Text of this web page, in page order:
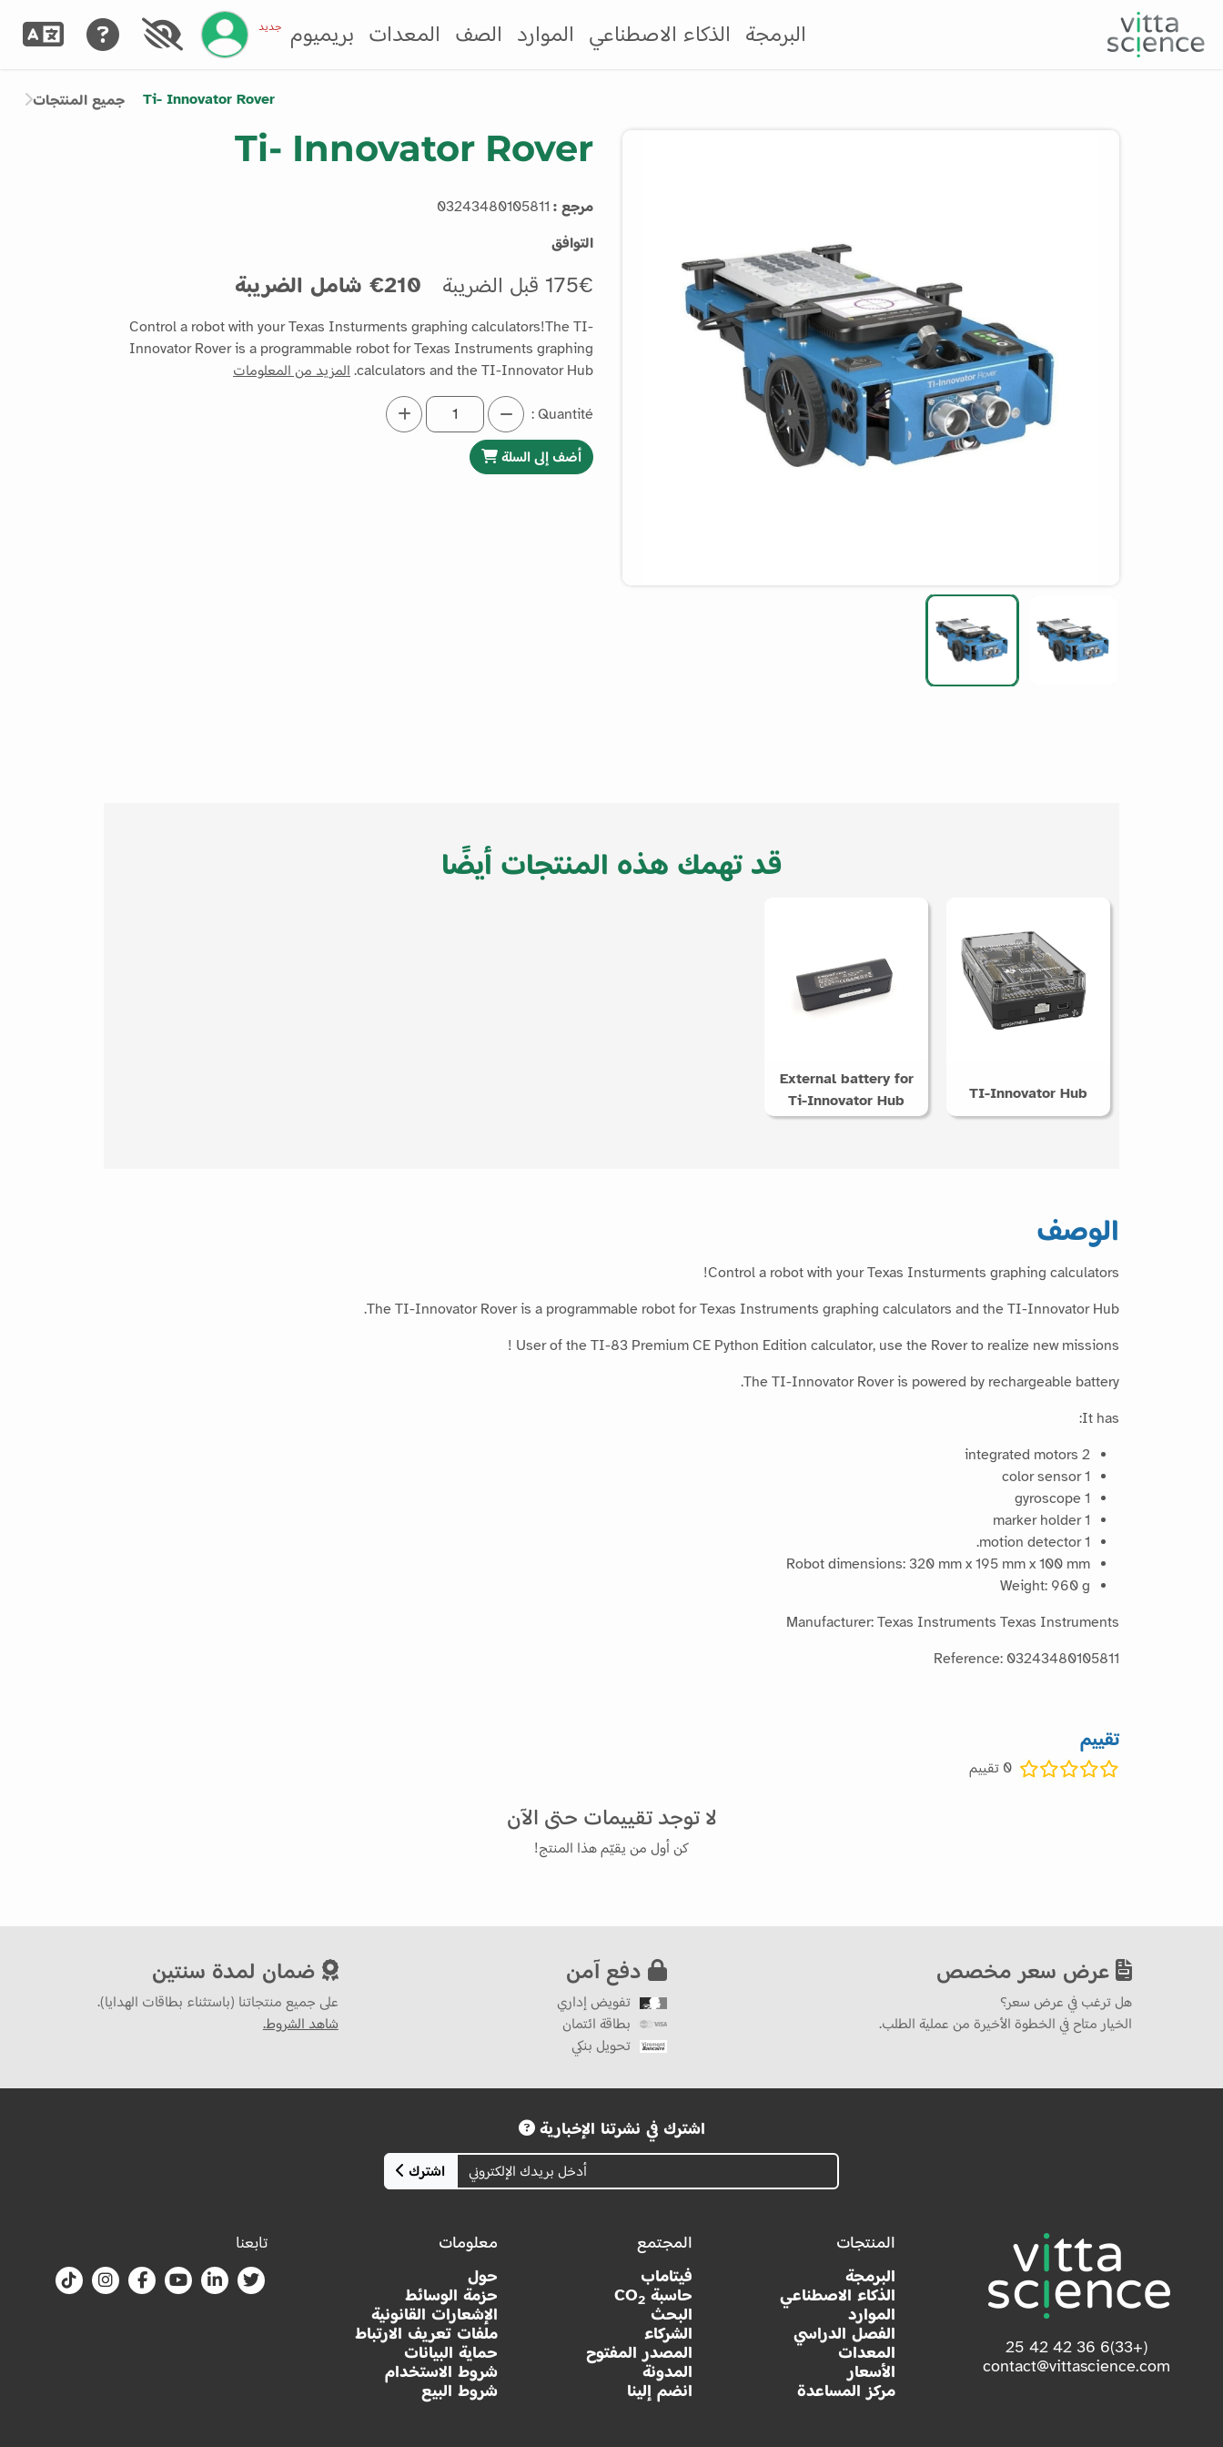
البرمجة الذكاء الاصطناعي الموارد الصف المعدات بريميوم جديد إدارة حسابك
جميع المنتجات Ti- Innovator Rover
Ti- Innovator Rover
مرجع :
التوافق
175€ قبل الضريبة 210€ شامل الضريبة
Control a robot with your Texas Insturments graphing calculators!The TI-
Innovator Rover is a programmable robot for Texas Instruments graphing
calculators and the TI-Innovator Hub. المزيد من المعلومات
Quantité :
أضف إلى السلة
قد تهمك هذه المنتجات أيضًا
TI-Innovator Hub
External battery for
Ti-Innovator Hub
الوصف
Control a robot with your Texas Insturments graphing calculators!
The TI-Innovator Rover is a programmable robot for Texas Instruments graphing calculators and the TI-Innovator Hub.
User of the TI-83 Premium CE Python Edition calculator, use the Rover to realize new missions !
The TI-Innovator Rover is powered by rechargeable battery.
It has:
2 integrated motors
1 color sensor
1 gyroscope
1 marker holder
1 motion detector.
Robot dimensions: 320 mm x 195 mm x 100 mm
Weight: 960 g
Manufacturer: Texas Instruments Texas Instruments
Reference: 03243480105811
تقييم
0 تقييم
لا توجد تقييمات حتى الآن
كن أول من يقيّم هذا المنتج!
عرض سعر مخصص
هل ترغب في عرض سعر؟
الخيار متاح في الخطوة الأخيرة من عملية الطلب.
دفع آمن
تفويض إداري
بطاقة ائتمان
تحويل بنكي
ضمان لمدة سنتين
على جميع منتجاتنا (باستثناء بطاقات الهدايا).
شاهد الشروط.
اشترك في نشرتنا الإخبارية
اشترك
(+33)6 36 42 42 25
contact@vittascience.com
المنتجات
البرمجة
الذكاء الاصطناعي
الموارد
الفصل الدراسي
المعدات
الأسعار
مركز المساعدة
المجتمع
فيتاماب
حاسبة CO2
البحث
الشركاء
المصدر المفتوح
المدونة
انضم إلينا
معلومات
حول
حزمة الوسائط
الإشعارات القانونية
ملفات تعريف الارتباط
حماية البيانات
شروط الاستخدام
شروط البيع
تابعنا